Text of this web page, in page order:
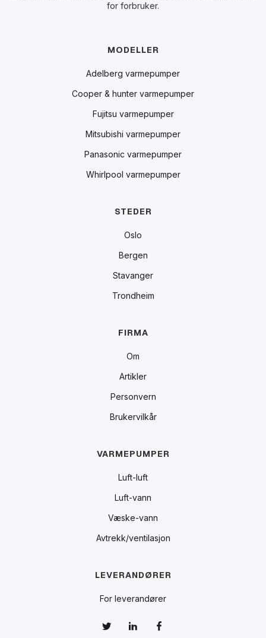
for forbruker.
MODELLER
Adelberg varmepumper
Cooper & hunter varmepumper
Fujitsu varmepumper
Mitsubishi varmepumper
Panasonic varmepumper
Whirlpool varmepumper
STEDER
Oslo
Bergen
Stavanger
Trondheim
FIRMA
Om
Artikler
Personvern
Brukervilkår
VARMEPUMPER
Luft-luft
Luft-vann
Væske-vann
Avtrekk/ventilasjon
LEVERANDØRER
For leverandører